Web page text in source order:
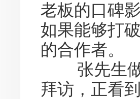
老板的口碑
如果能够打
的合作者。
张先生做
拜访，正看